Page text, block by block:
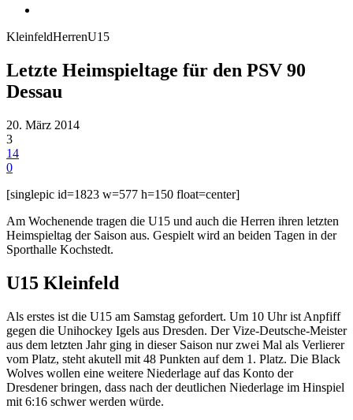
KleinfeldHerrenU15
Letzte Heimspieltage für den PSV 90
Dessau
20. März 2014
3
14
0
[singlepic id=1823 w=577 h=150 float=center]
Am Wochenende tragen die U15 und auch die Herren ihren letzten
Heimspieltag der Saison aus. Gespielt wird an beiden Tagen in der
Sporthalle Kochstedt.
U15 Kleinfeld
Als erstes ist die U15 am Samstag gefordert. Um 10 Uhr ist Anpfiff
gegen die Unihockey Igels aus Dresden. Der Vize-Deutsche-Meister
aus dem letzten Jahr ging in dieser Saison nur zwei Mal als Verlierer
vom Platz, steht akutell mit 48 Punkten auf dem 1. Platz. Die Black
Wolves wollen eine weitere Niederlage auf das Konto der
Dresdener bringen, dass nach der deutlichen Niederlage im Hinspiel
mit 6:16 schwer werden würde.